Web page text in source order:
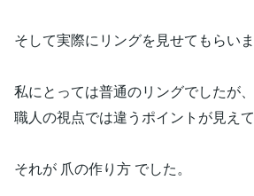
そして実際にリングを見せてもらいま
私にとっては普通のリングでしたが、
職人の視点では違うポイントが見えて
それが 爪の作り方 でした。